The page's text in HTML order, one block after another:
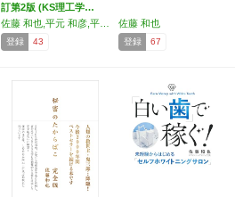
訂第2版 (KS理工学…
登録 43
佐藤 和也
登録 67